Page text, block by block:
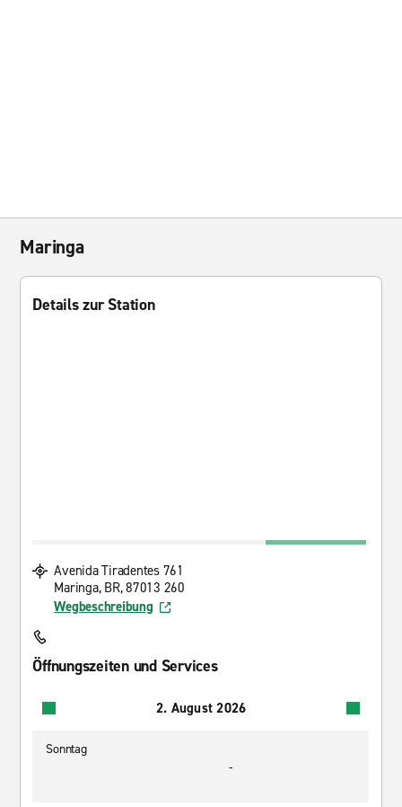
Maringa
Details zur Station
Avenida Tiradentes 761
Maringa, BR, 87013 260
Wegbeschreibung
Öffnungszeiten und Services
2. August 2026
Sonntag
-